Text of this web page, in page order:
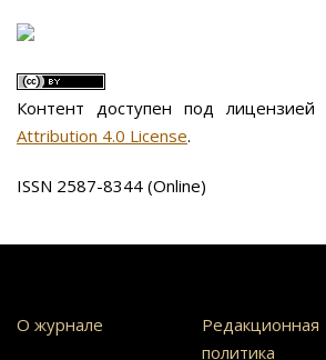
Контент доступен под лицензией
Attribution 4.0 License.
ISSN 2587-8344 (Online)
О журнале
Редакционная
политика